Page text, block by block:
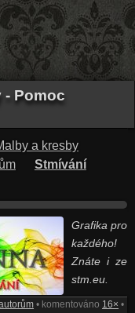
- Pomoc
a kresby
Stmívání
Grafika pro
každého!
Znáte i ze
stm.eu.
• komentováno 16× •